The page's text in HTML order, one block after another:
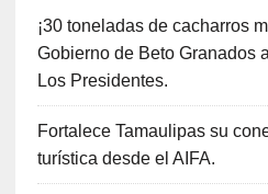
¡30 toneladas de cacharros
Gobierno de Beto Granados
Los Presidentes.
Fortalece Tamaulipas su
turística desde el AIFA.